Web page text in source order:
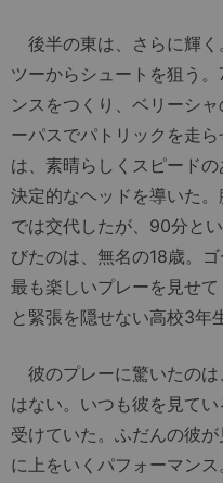
後半の東は、さらに輝
ツーからシュートを狙う
ンスをつくり、ベリーシ
ーパスでパトリックを走
は、素晴らしくスピード
決定的なヘッドを導いた
では交代したが、90分と
びたのは、無名の18歳。
最も楽しいプレーを見せ
と緊張を隠せない高校3年
彼のプレーに驚いたの
はない。いつも彼を見て
受けていた。ふだんの彼
に上をいくパフォーマン